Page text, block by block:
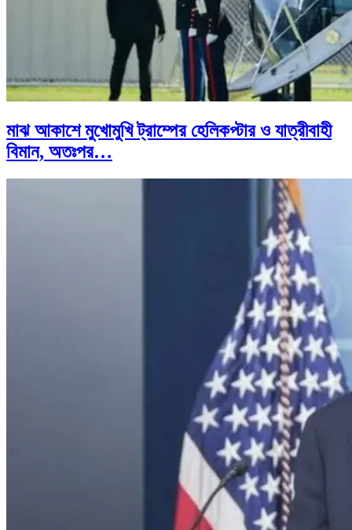
মাঝ আকাশে মুখোমুখি ট্রাম্পের হেলিকপ্টার ও যাত্রীবাহী
বিমান, অতঃপর…